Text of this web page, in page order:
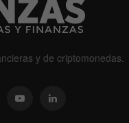
y de criptomonedas.